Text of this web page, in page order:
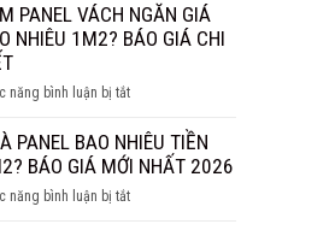
PANEL VÁCH NGĂN GIÁ
NHIÊU 1M2? BÁO GIÁ CHI
năng bình luận bị tắtở
PANEL
VÁCH
GIÁ
PANEL BAO NHIÊU TIỀN
BÁO GIÁ MỚI NHẤT 2026
năng bình luận bị tắtở